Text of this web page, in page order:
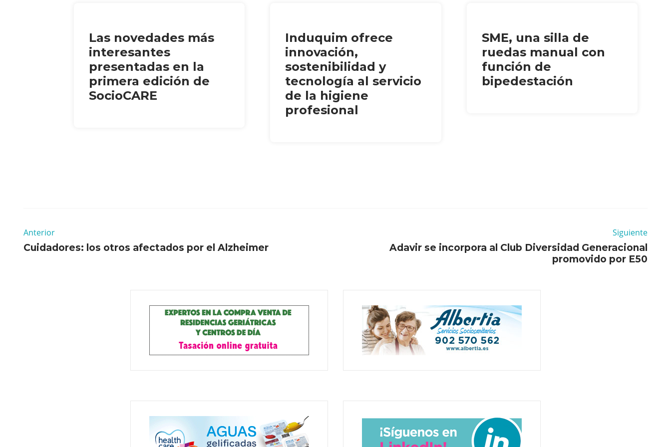
Las novedades más
interesantes
presentadas en la
primera edición de
SocioCARE
Induquim ofrece
innovación,
sostenibilidad y
tecnología al servicio
de la higiene
profesional
SME, una silla de
ruedas manual con
función de
bipedestación
Anterior
Cuidadores: los otros afectados por el Alzheimer
Siguiente
Adavir se incorpora al Club Diversidad Generacional
promovido por E50